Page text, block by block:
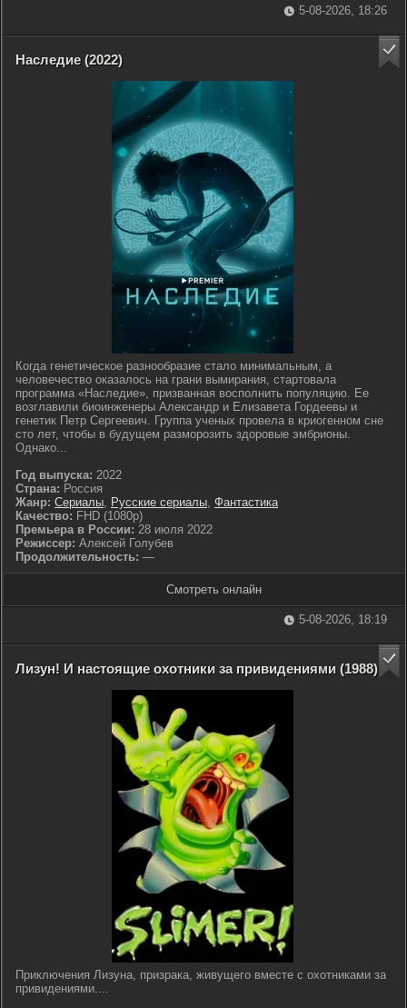
5-08-2026, 18:26
Наследие (2022)
Когда генетическое разнообразие стало минимальным, а
человечество оказалось на грани вымирания, стартовала
программа «Наследие», призванная восполнить популяцию. Ее
возглавили биоинженеры Александр и Елизавета Гордеевы и
генетик Петр Сергеевич. Группа ученых провела в криогенном сне
сто лет, чтобы в будущем разморозить здоровые эмбрионы.
Однако...
Год выпуска: 2022
Страна: Россия
Жанр: Сериалы, Русские сериалы, Фантастика
Качество: FHD (1080p)
Премьера в России: 28 июля 2022
Режиссер: Алексей Голубев
Продолжительность: —
Смотреть онлайн
5-08-2026, 18:19
Лизун! И настоящие охотники за привидениями (1988)
Приключения Лизуна, призрака, живущего вместе с охотниками за
привидениями....